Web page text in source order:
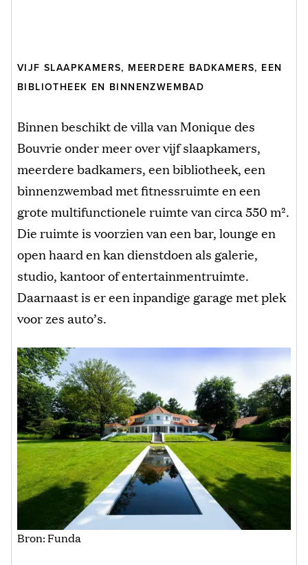
VIJF SLAAPKAMERS, MEERDERE BADKAMERS, EEN
BIBLIOTHEEK EN BINNENZWEMBAD
Binnen beschikt de villa van Monique des
Bouvrie onder meer over vijf slaapkamers,
meerdere badkamers, een bibliotheek, een
binnenzwembad met fitnessruimte en een
grote multifunctionele ruimte van circa 550 m².
Die ruimte is voorzien van een bar, lounge en
open haard en kan dienstdoen als galerie,
studio, kantoor of entertainmentruimte.
Daarnaast is er een inpandige garage met plek
voor zes auto’s.
Bron: Funda